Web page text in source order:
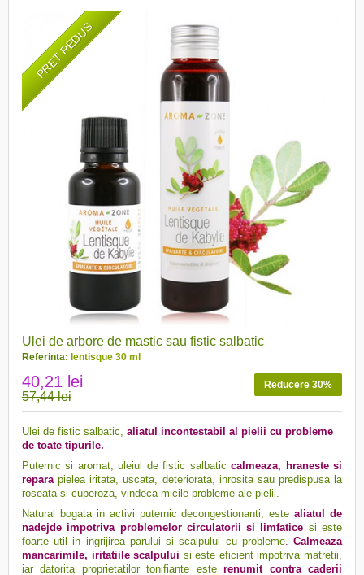
PRET REDUS
Ulei de arbore de mastic sau fistic salbatic
Referinta: lentisque 30 ml
Reducere 30%
40,21 lei
57,44 lei
Ulei de fistic salbatic, aliatul incontestabil al pielii cu probleme
de toate tipurile.
Puternic si aromat, uleiul de fistic salbaticcalmeaza, hraneste si
repara pielea iritata, uscata, deteriorata, inrosita sau predispusa la
roseata si cuperoza, vindeca micile probleme ale pielii.
Natural bogata in activi puternic decongestionanti, estealiatul de
nadejde impotriva problemelor circulatorii si limfatice si este
foarte util in ingrijirea parului si scalpului cu probleme.Calmeaza
mancarimile, iritatiile scalpului si este eficient impotriva matretii,
iar datorita proprietatilor tonifiante este renumit contra caderii